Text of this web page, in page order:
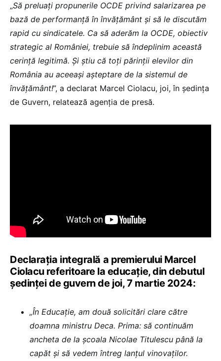
„Să preluaţi propunerile OCDE privind salarizarea pe
bază de performanţă în învăţământ şi să le discutăm
rapid cu sindicatele. Ca să aderăm la OCDE, obiectiv
strategic al României, trebuie să îndeplinim această
cerinţă legitimă. Şi ştiu că toţi părinţii elevilor din
România au aceeaşi aşteptare de la sistemul de
învăţământ!”, a declarat Marcel Ciolacu, joi, în şedinţa
de Guvern, relatează agenția de presă.
Declarația integrală a premierului Marcel
Ciolacu referitoare la educație, din debutul
ședinței de guvern de joi, 7 martie 2024:
„În Educație, am două solicitări clare către
doamna ministru Deca. Prima: să continuăm
ancheta de la școala Nicolae Titulescu până la
capăt și să vedem întreg lanțul vinovaților.